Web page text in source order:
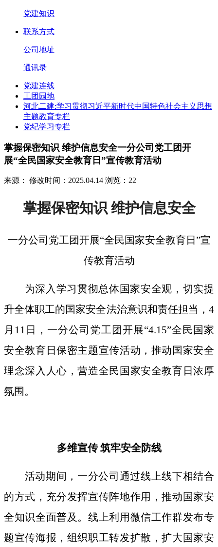
党建知识
联系方式
公司地址
通讯录
党建连线
工团园地
河北二建:学习贯彻习近平新时代中国特色社会主义思想
主题教育专栏
党纪学习专栏
掌握保密知识 维护信息安全一分公司党工团开
展“全民国家安全教育日”宣传教育活动
来源： 修改时间：2025.04.14 浏览：22
掌握保密知识 维护信息安全
一分公司党工团开展“全民国家安全教育日”宣
传教育活动
为深入学习贯彻总体国家安全观，切实提
升全体职工的国家安全法治意识和责任担当， 4
月11日，一分公司党工团开展“4.15”全民国家
安全教育日保密主题宣传活动，推动国家安全
理念深入人心，营造全民国家安全教育日浓厚
氛围。
多维宣传筑牢安全防线
活动期间， 一分公司通过线上线下相结合
的方式， 充分发挥宣传阵地作用，推动国家安
全知识全面普及。线上利用微信工作群发布专
题宣传海报，组织职工转发扩散，扩大国家安